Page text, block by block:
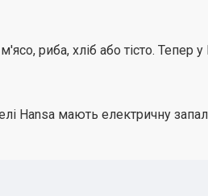
риба, хліб або тісто. Тепер
Hansa мають електричну